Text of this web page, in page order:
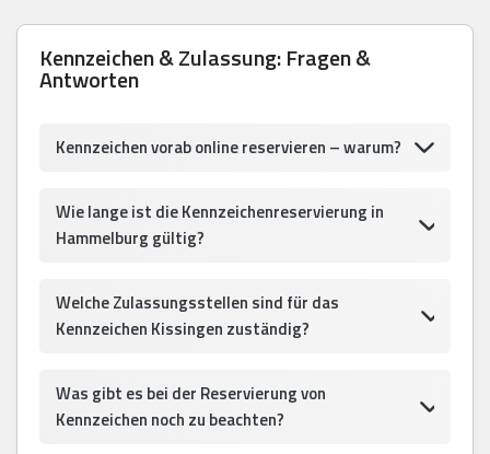
Kennzeichen & Zulassung: Fragen &
Antworten
Kennzeichen vorab online reservieren – warum?
Wie lange ist die Kennzeichenreservierung in
Hammelburg gültig?
Welche Zulassungsstellen sind für das
Kennzeichen Kissingen zuständig?
Was gibt es bei der Reservierung von
Kennzeichen noch zu beachten?